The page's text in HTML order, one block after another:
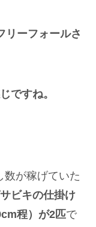
リーフォールさ
ですね。
数が稼げていた
ビキの仕掛け
程）が2匹で